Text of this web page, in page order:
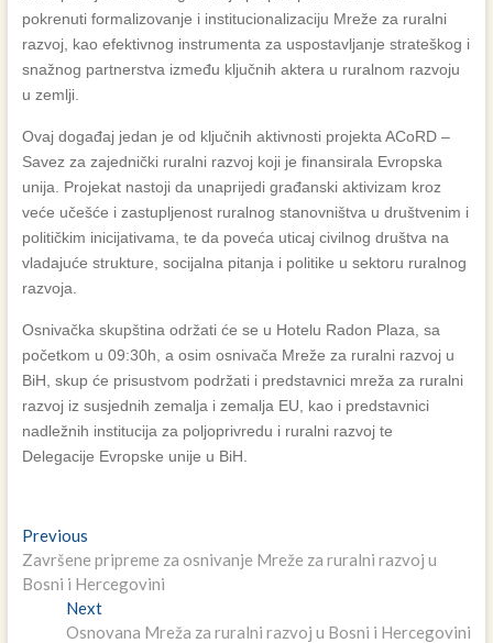
pokrenuti formalizovanje i institucionalizaciju Mreže za ruralni
razvoj, kao efektivnog instrumenta za uspostavljanje strateškog i
snažnog partnerstva između ključnih aktera u ruralnom razvoju
u zemlji.
Ovaj događaj jedan je od ključnih aktivnosti projekta ACoRD –
Savez za zajednički ruralni razvoj koji je finansirala Evropska
unija. Projekat nastoji da unaprijedi građanski aktivizam kroz
veće učešće i zastupljenost ruralnog stanovništva u društvenim i
političkim inicijativama, te da poveća uticaj civilnog društva na
vladajuće strukture, socijalna pitanja i politike u sektoru ruralnog
razvoja.
Osnivačka skupština održati će se u Hotelu Radon Plaza, sa
početkom u 09:30h, a osim osnivača Mreže za ruralni razvoj u
BiH, skup će prisustvom podržati i predstavnici mreža za ruralni
razvoj iz susjednih zemalja i zemalja EU, kao i predstavnici
nadležnih institucija za poljoprivredu i ruralni razvoj te
Delegacije Evropske unije u BiH.
Navigacija
članaka
PreviousPrevious
post:
Završene pripreme za osnivanje Mreže za ruralni razvoj u
Bosni i Hercegovini
NextNext
post:
Osnovana Mreža za ruralni razvoj u Bosni i Hercegovini